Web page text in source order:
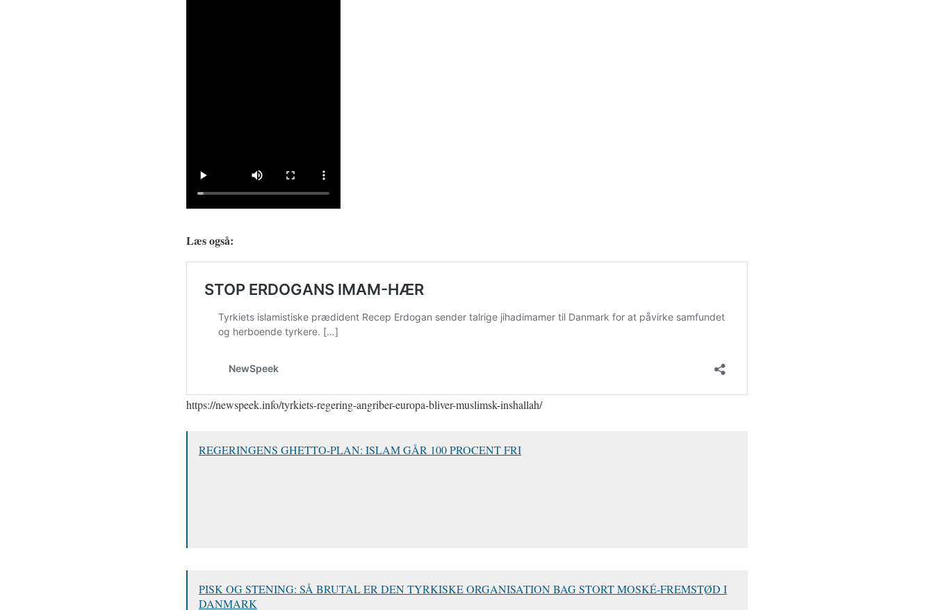
Læs også:
https://newspeek.info/tyrkiets-regering-angriber-europa-bliver-muslimsk-inshallah/
REGERINGENS GHETTO-PLAN: ISLAM GÅR 100 PROCENT FRI
PISK OG STENING: SÅ BRUTAL ER DEN TYRKISKE ORGANISATION BAG STORT MOSKÉ-FREMSTØD I
DANMARK